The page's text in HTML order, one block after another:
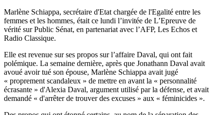
Marlène Schiappa, secrétaire d'Etat chargée de l'Egalité entre les
femmes et les hommes, était ce lundi l’invitée de L’Epreuve de
vérité sur Public Sénat, en partenariat avec l’AFP, Les Echos et
Radio Classique.
Elle est revenue sur ses propos sur l’affaire Daval, qui ont fait
polémique. La semaine dernière, après que Jonathann Daval avait
avoué avoir tué son épouse, Marlène Schiappa avait jugé
« proprement scandaleux » de mettre en avant la « personnalité
écrasante » d'Alexia Daval, argument utilisé par la défense, et avait
demandé « d'arrêter de trouver des excuses » aux « féminicides ».